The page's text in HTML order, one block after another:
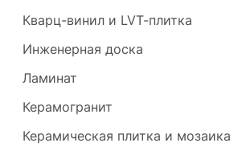
Кварц-винил и LVT-плитка
Инженерная доска
Ламинат
Керамогранит
Керамическая плитка и мозаика